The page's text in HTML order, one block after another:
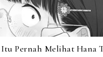
Pernah Melihat Hana